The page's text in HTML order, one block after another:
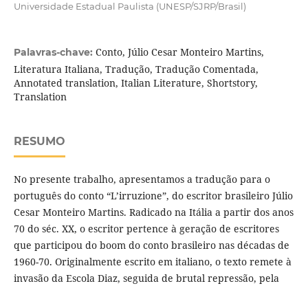
Universidade Estadual Paulista (UNESP/SJRP/Brasil)
Palavras-chave: Conto, Júlio Cesar Monteiro Martins,
Literatura Italiana, Tradução, Tradução Comentada,
Annotated translation, Italian Literature, Shortstory,
Translation
RESUMO
No presente trabalho, apresentamos a tradução para o
português do conto “L’irruzione”, do escritor brasileiro Júlio
Cesar Monteiro Martins. Radicado na Itália a partir dos anos
70 do séc. XX, o escritor pertence à geração de escritores
que participou do boom do conto brasileiro nas décadas de
1960-70. Originalmente escrito em italiano, o texto remete à
invasão da Escola Diaz, seguida de brutal repressão, pela